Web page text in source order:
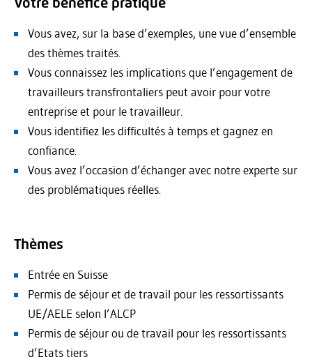
Vous avez, sur la base d’exemples, une vue d’ensemble
des thèmes traités.
Vous connaissez les implications que l’engagement de
travailleurs transfrontaliers peut avoir pour votre
entreprise et pour le travailleur.
Vous identifiez les difficultés à temps et gagnez en
confiance.
Vous avez l’occasion d’échanger avec notre experte sur
des problématiques réelles.
Thèmes
Entrée en Suisse
Permis de séjour et de travail pour les ressortissants
UE/AELE selon l’ALCP
Permis de séjour ou de travail pour les ressortissants
d’Etats tiers